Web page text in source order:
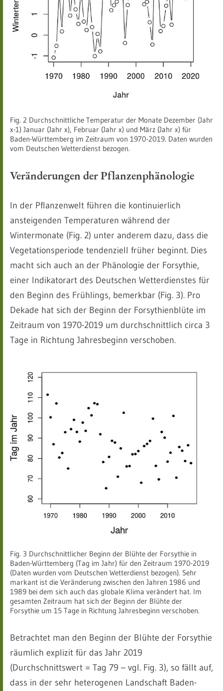
Fig. 2 Durchschnittliche Temperatur der Monate Dezember (Jahr
x-1) Januar (Jahr x), Februar (Jahr x) und März (Jahr x) für
Baden-Württemberg im Zeitraum von 1970-2019. Daten wurden
vom Deutschen Wetterdienst bezogen.
Veränderungen der Pflanzenphänologie
In der Pflanzenwelt führen die kontinuierlich
ansteigenden Temperaturen während der
Wintermonate (Fig. 2) unter anderem dazu, dass die
Vegetationsperiode tendenziell früher beginnt. Dies
macht sich auch an der Phänologie der Forsythie,
einer Indikatorart des Deutschen Wetterdienstes für
den Beginn des Frühlings, bemerkbar (Fig. 3). Pro
Dekade hat sich der Beginn der Forsythienblüte im
Zeitraum von 1970-2019 um durchschnittlich circa 3
Tage in Richtung Jahresbeginn verschoben.
Fig. 3 Durchschnittlicher Beginn der Blühte der Forsythie in
Baden-Württemberg (Tag im Jahr) für den Zeitraum 1970-2019
(Daten wurden vom Deutschen Wetterdienst bezogen). Sehr
markant ist die Veränderung zwischen den Jahren 1986 und
1989 bei dem sich auch das globale Klima verändert hat. Im
gesamten Zeitraum hat sich der Beginn der Blühte der
Forsythie um 15 Tage in Richtung Jahresbeginn verschoben.
Betrachtet man den Beginn der Blühte der Forsythie
räumlich explizit für das Jahr 2019
(Durchschnittswert = Tag 79 – vgl. Fig. 3), so fällt auf,
dass in der sehr heterogenen Landschaft Baden-